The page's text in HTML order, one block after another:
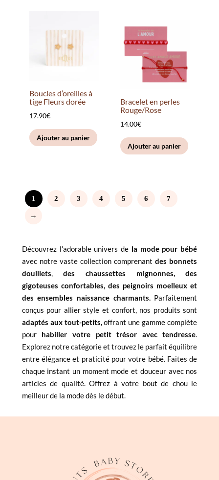
Boucles d’oreilles à
tige Fleurs dorée
17.90€
Ajouter au panier
Bracelet en perles
Rouge/Rose
14.00€
Ajouter au panier
1 2 3 4 5 6 7
→
Découvrez l’adorable univers de la mode pour bébé
avec notre vaste collection comprenantdes bonnets
douillets ,des chaussettes mignonnes, des
gigoteuses confortables, des peignoirs moelleux et
des ensembles naissance charmants.
Parfaitement
conçus pour allier style et confort, nos produits sont
adaptés aux tout-petits, offrant une gamme complète
pour habiller votre petit trésor avec tendresse
Explorez notre catégorie et trouvez le parfait équilibre
entre élégance et praticité pour votre bébé. Faites de
chaque instant un moment mode et douceur avec nos
articles de qualité. Offrez à votre bout de chou le
meilleur de la mode dès le début.